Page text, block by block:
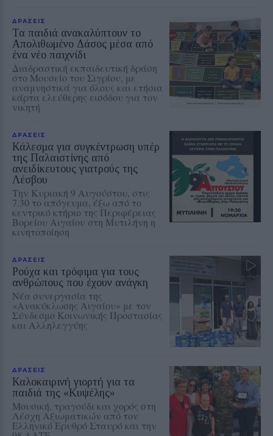
ΔΡΑΣΕΙΣ
Τα παιδιά ανακαλύπτουν το
Απολιθωμένο Δάσος μέσα από
ένα νέο παιχνίδι
Διαδραστική εκπαιδευτική δράση
στο Μουσείο του Σιγρίου, με
αναμνηστικά για όλους και ετήσια
κάρτα ελεύθερης εισόδου για τον
νικητή
ΔΡΑΣΕΙΣ
Κάλεσμα για συγκέντρωση υπέρ
της Παλαιστίνης από
ανειδίκευτους γιατρούς της
Λέσβου
Την Κυριακή 9 Αυγούστου, στις
7.30 το απόγευμα, έξω από το
κεντρικό κτήριο της Περιφέρειας
Βορείου Αιγαίου στη Μυτιλήνη η
κινητοποίηση
ΔΡΑΣΕΙΣ
Ρούχα και τρόφιμα για τους
ανθρώπους που έχουν ανάγκη
Νέα συνεργασία της
«Ανακύκλωσης Αιγαίου» με τον
Σύνδεσμο Κοινωνικής Προστασίας
και Αλληλεγγύης
ΔΡΑΣΕΙΣ
Καλοκαιρινή γιορτή για τα
παιδιά της «Κυψέλης»
Μουσική, τραγούδι και χορός στη
Λέσχη Αξιωματικών από τον
Ελληνικό Ερυθρό Σταυρό και την